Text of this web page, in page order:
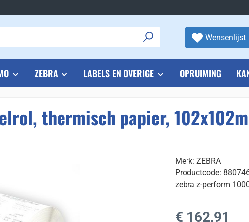
Wensenlijst
ZEBRA LABELS EN OVERIGE OPRUIMING
thermisch papier,
Merk: ZEBRA
Productcode:
zebra z-perform
Normale prijs:
€ 162,91